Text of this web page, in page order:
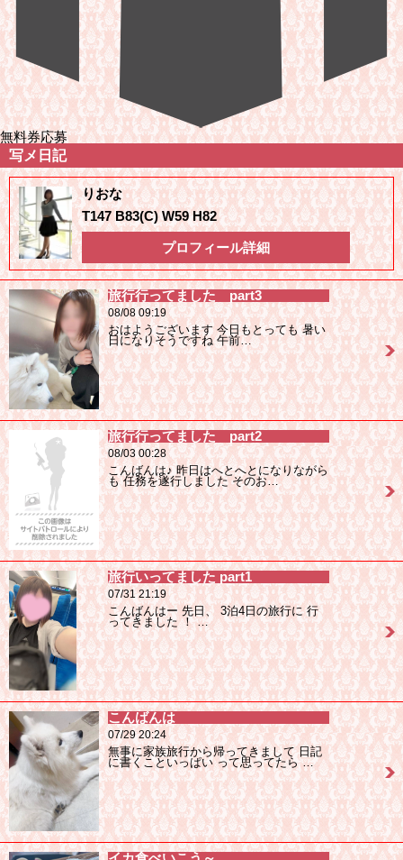
無料券応募
写メ日記
りおな
T147 B83(C) W59 H82
プロフィール詳細
旅行行ってました part3
08/08 09:19
おはようございます 今日もとっても 暑い
日になりそうですね 午前…
旅行行ってました part2
08/03 00:28
こんばんは♪ 昨日はへとへとになりながら
も 任務を遂行しました そのお…
旅行いってました part1
07/31 21:19
こんばんはー 先日、 3泊4日の旅行に 行
ってきました ！ …
こんばんは
07/29 20:24
無事に家族旅行から帰ってきまして 日記
に書くこといっぱい って思ってたら …